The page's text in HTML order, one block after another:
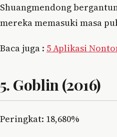
Shuangmendong
mereka memasuki masa
Baca juga : 5 Aplikasi
5. Goblin (2016)
Peringkat: 18,680%